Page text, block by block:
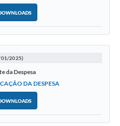
2025)
da Despesa
DA DESPESA